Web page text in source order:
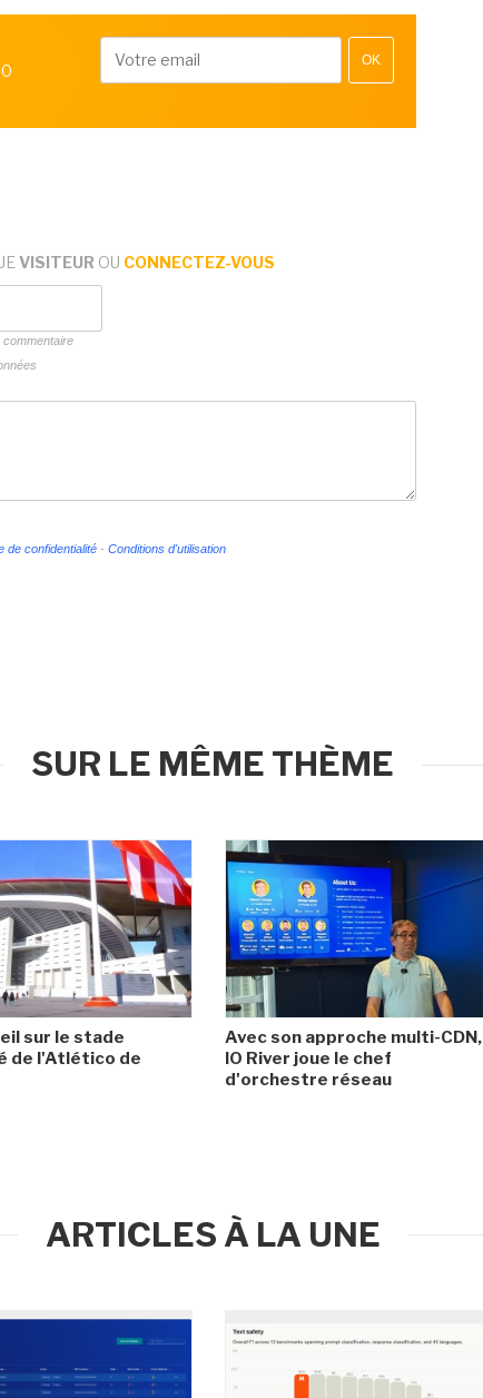
OK
VISITEUR OU CONNECTEZ-VOUS
de confidentialité - Conditions d'utilisation
SUR LE MÊME THÈME
sur le stade
de l'Atlético de
Avec son approche multi-CDN,
IO River joue le chef
d'orchestre réseau
ARTICLES À LA UNE